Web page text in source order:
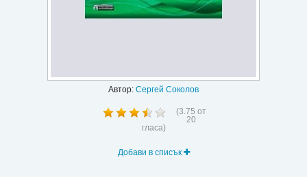
Автор: Сергей Соколов
(3.75 от
20
гласа)
Добави в списък